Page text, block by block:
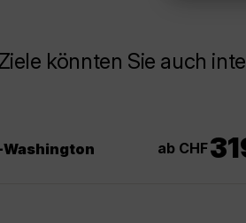
könnten Sie auch
ab CHF